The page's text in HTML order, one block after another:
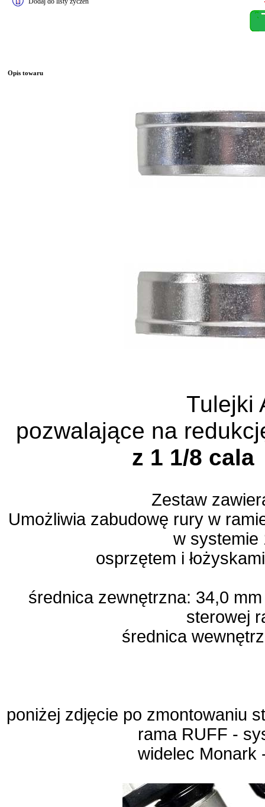
Opis towaru
Tulejki
pozwalające na
z 1 1/8
Zestaw
Umożliwia zabudowę rury w
w
osprzętem i
średnica zewnętrzna: 34,0
sterowej
średnica
poniżej zdjęcie po zmontowaniu
rama RUFF -
widelec Monark